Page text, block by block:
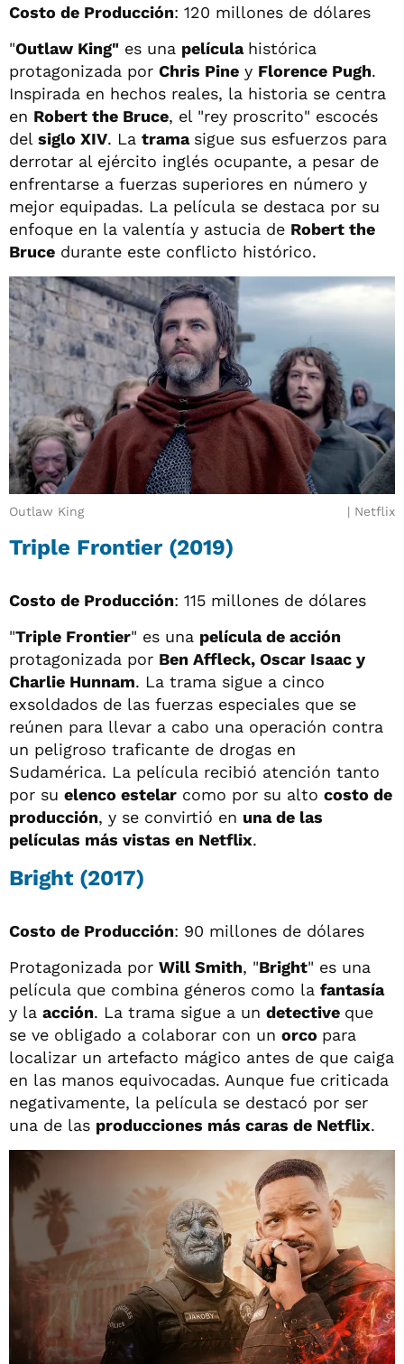
Costo de Producción: 120 millones de dólares
"Outlaw King" es una película histórica
protagonizada por Chris Pine y Florence Pugh.
Inspirada en hechos reales, la historia se centra
en Robert the Bruce, el "rey proscrito" escocés
del siglo XIV. La trama sigue sus esfuerzos para
derrotar al ejército inglés ocupante, a pesar de
enfrentarse a fuerzas superiores en número y
mejor equipadas. La película se destaca por su
enfoque en la valentía y astucia de Robert the
Bruce durante este conflicto histórico.
Outlaw King Netflix
Triple Frontier (2019)
Costo de Producción: 115 millones de dólares
"Triple Frontier" es una película de acción
protagonizada por Ben Affleck, Oscar Isaac y
Charlie Hunnam. La trama sigue a cinco
exsoldados de las fuerzas especiales que se
reúnen para llevar a cabo una operación contra
un peligroso traficante de drogas en
Sudamérica. La película recibió atención tanto
por su elenco estelar como por su alto costo de
producción, y se convirtió en una de las
películas más vistas en Netflix.
Bright (2017)
Costo de Producción: 90 millones de dólares
Protagonizada por Will Smith, "Bright" es una
película que combina géneros como la fantasía
y la acción. La trama sigue a un detective que
se ve obligado a colaborar con un orco para
localizar un artefacto mágico antes de que caiga
en las manos equivocadas. Aunque fue criticada
negativamente, la película se destacó por ser
una de las producciones más caras de Netflix.